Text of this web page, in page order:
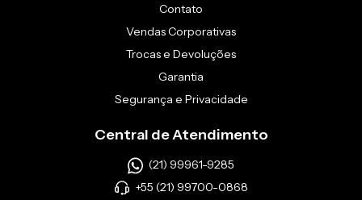
Contato
Vendas Corporativas
Trocas e Devoluções
Garantia
Segurança e Privacidade
Central de Atendimento
(21) 99961-9285
+55 (21) 99700-0868